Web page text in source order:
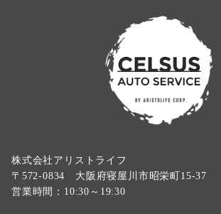
株式会社アリストライフ
〒572-0834 大阪府寝屋川市昭栄町15-37
営業時間：10:30～19:30